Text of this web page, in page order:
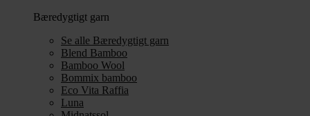
Bæredygtigt garn
Se alle Bæredygtigt garn
Blend Bamboo
Bamboo Wool
Bommix bamboo
Eco Vita Raffia
Luna